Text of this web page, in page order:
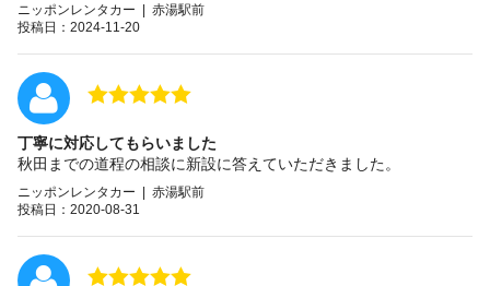
ニッポンレンタカー | 赤湯駅前
投稿日：2024-11-20
丁寧に対応してもらいました
秋田までの道程の相談に新設に答えていただきました。
ニッポンレンタカー | 赤湯駅前
投稿日：2020-08-31